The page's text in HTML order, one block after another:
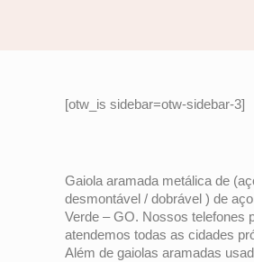
[otw_is sidebar=otw-sidebar-3]
Gaiola aramada metálica de
desmontável / dobrável ) de
Verde – GO. Nossos telefones
atendemos todas as cidades
Além de gaiolas aramadas